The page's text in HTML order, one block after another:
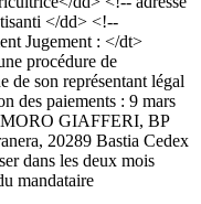
</dd> <!--
Jugement : </dt>
procédure de
de son représentant légal
des paiements : 9 mars
MORO GIAFFERI, BP
20289 Bastia Cedex
dans les deux mois
mandataire